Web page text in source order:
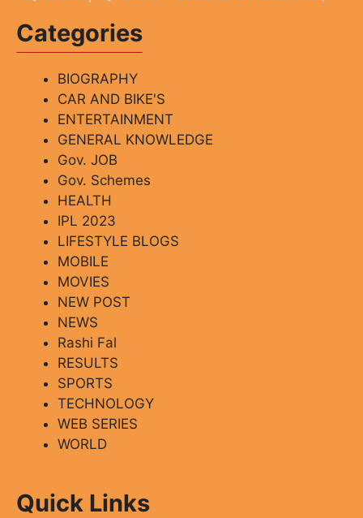
Categories
BIOGRAPHY
CAR AND BIKE'S
ENTERTAINMENT
GENERAL KNOWLEDGE
Gov. JOB
Gov. Schemes
HEALTH
IPL 2023
LIFESTYLE BLOGS
MOBILE
MOVIES
NEW POST
NEWS
Rashi Fal
RESULTS
SPORTS
TECHNOLOGY
WEB SERIES
WORLD
Quick Links